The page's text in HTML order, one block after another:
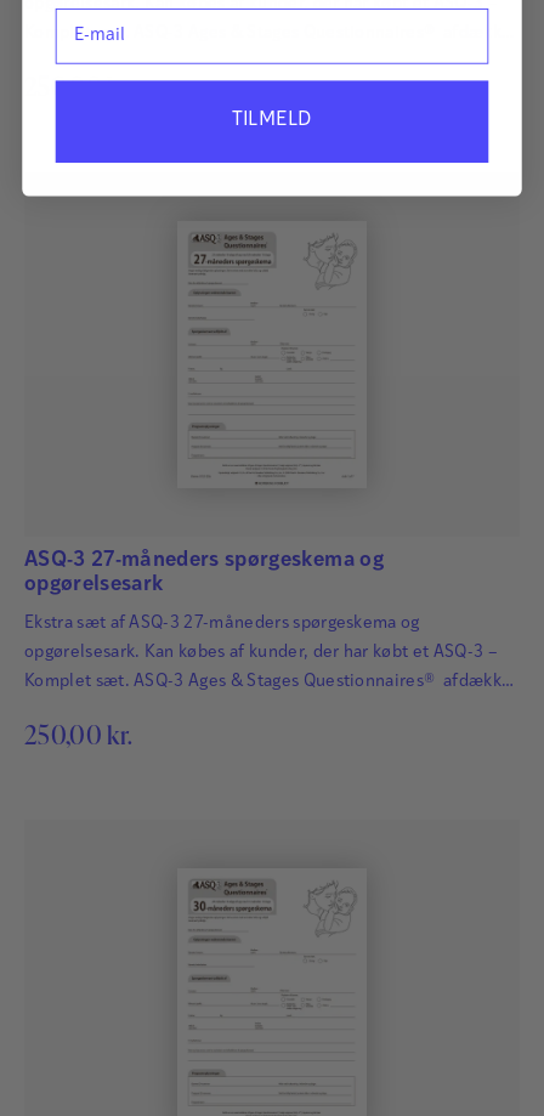
Komplet sæt. ASQ-3 Ages & Stages Questionnaires® afdækker
hurtigt og præcist de udviklingsmæssige fremskridt hos
udviklingsmæssige forsinkelser og forstyrrelser bliver
250,00kr.
ASQ-3 27-måneders spørgeskema og
opgørelsesark
Ekstra sæt af ASQ-3 27-måneders spørgeskema og
opgørelsesark. Kan købes af kunder, der har købt et ASQ-3 –
Komplet sæt. ASQ-3 Ages & Stages Questionnaires® afdækker
småbørn. Det har afgørende betydning for børns fremtid, at
250,00 kr.
TILMELD